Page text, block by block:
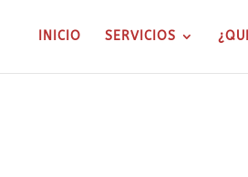
INICIO SERVICIOS